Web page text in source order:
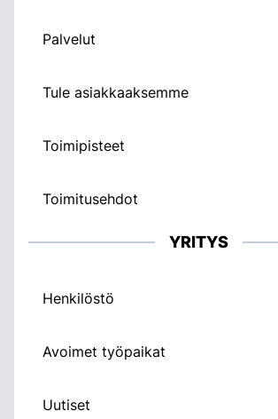
Palvelut
Tule asiakkaaksemme
Toimipisteet
Toimitusehdot
YRITYS
Henkilöstö
Avoimet työpaikat
Uutiset